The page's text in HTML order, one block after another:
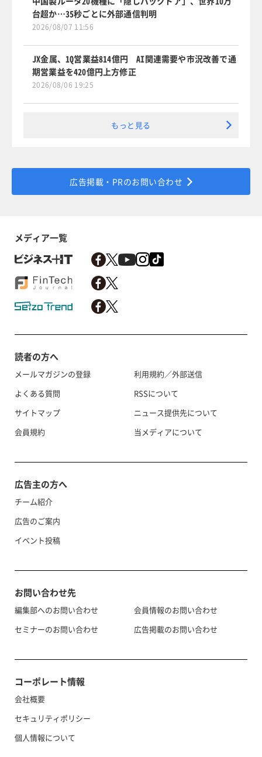
台超か…35秒ごとに外部通信判明
2026/08/07 11:56
JX金属、1Q営業益814億円 AI関連需要や市況改善で通
期営業益を420億円上方修正
2026/08/06 19:25
もっと見る
広告掲載・PRのお問い合わせ
メディア一覧
読者の方へ
メールマガジンの登録
よくある質問
サイトマップ
会員規約
利用規約／外部送信
RSSについて
ニュース提供先について
当メディアについて
広告主の方へ
チーム紹介
広告のご案内
イベント投稿
お問い合わせ先
編集部へのお問い合わせ
セミナーのお問い合わせ
会員情報のお問い合わせ
広告掲載のお問い合わせ
コーポレート情報
会社概要
セキュリティポリシー
個人情報について